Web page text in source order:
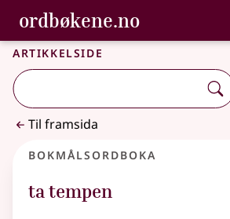
Gå til hovudinnhald
Tilgjenge
ordbøkene.no,
Bokmålsordboka og Nynorskordboka
Artikkelside
Til framsida
Bokmålsordboka
ta tempen